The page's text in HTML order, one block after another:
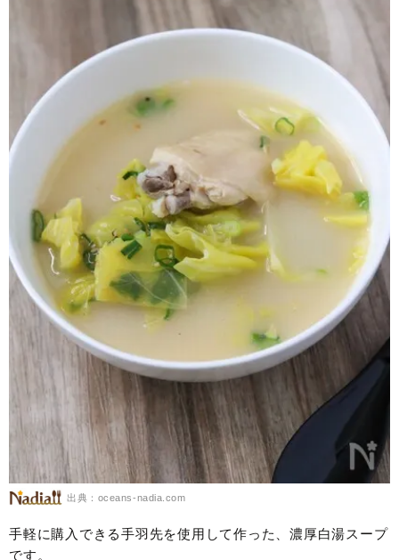
出典：oceans-nadia.com
手軽に購入できる手羽先を使用して作った、濃厚白湯スープ
です。